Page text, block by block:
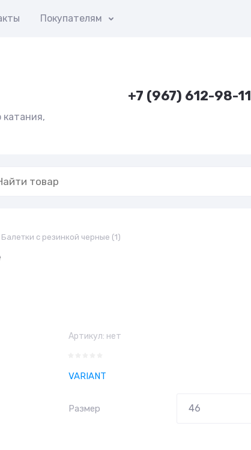
Покупателям
катания,
+7 (967) 612-98-11
Балетки с резинкой черные (1)
Артикул: нет
VARIANT
Размер